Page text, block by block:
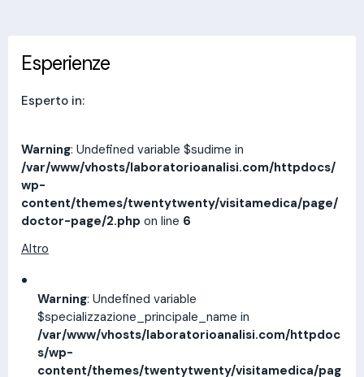
Esperienze
Esperto in:
Warning: Undefined variable $sudime in
/var/www/vhosts/laboratorioanalisi.com/httpdocs/
wp-
content/themes/twentytwenty/visitamedica/page/
doctor-page/2.php on line 6
Altro
Warning: Undefined variable
$specializzazione_principale_name in
/var/www/vhosts/laboratorioanalisi.com/httpdoc
s/wp-
content/themes/twentytwenty/visitamedica/pag